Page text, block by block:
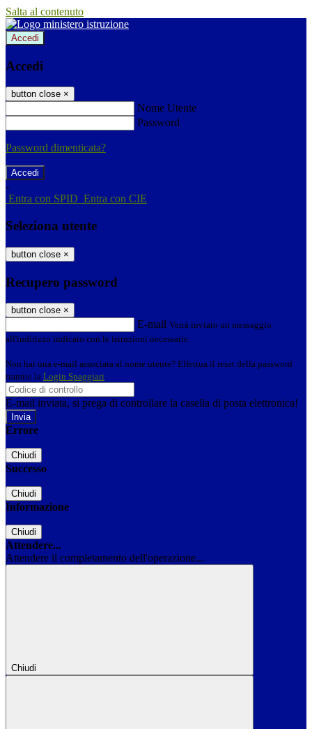
Salta al contenuto
Accedi
Accedi
button close ×
Nome Utente
Password
Password dimenticata?
-
Entra con SPID Entra con CIE
Seleziona utente
button close ×
Recupero password
button close ×
E-mail Verrà inviato un messaggio
all'indirizzo indicato con le istruzioni necessarie.
Non hai una e-mail associata al nome utente? Effettua il reset della password
tramite la Login Spaggiari
E-mail inviata, si prega di controllare la casella di posta elettronica!
Errore
Chiudi
Successo
Chiudi
Informazione
Chiudi
Attendere...
Attendere il completamento dell'operazione...
Chiudi